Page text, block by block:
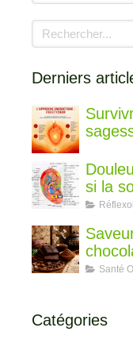
Rechercher
Derniers
frais
si la
votre
Santé
Catégories